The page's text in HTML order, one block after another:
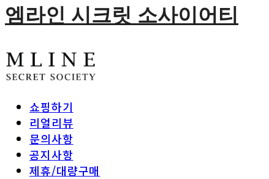
엠라인 시크릿 소사이어티
쇼핑하기
리얼리뷰
문의사항
공지사항
제휴/대량구매